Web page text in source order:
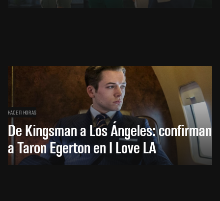
HACE 11 HORAS
De Kingsman a Los Ángeles: confirman
a Taron Egerton en I Love LA